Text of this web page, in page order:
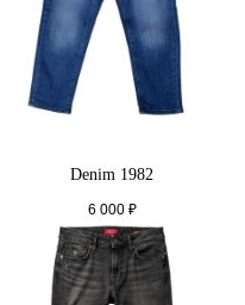
Denim 1982
6 000 ₽